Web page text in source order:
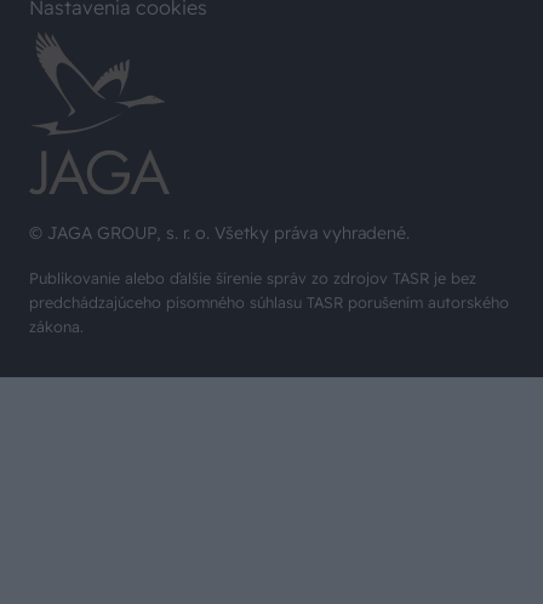
© JAGA GROUP, s. r. o. Všetky práva vyhradené.
Publikovanie alebo ďalšie šírenie správ zo zdrojov TASR je bez
predchádzajúceho písomného súhlasu TASR porušením autorského
zákona.
Nastavenia cookies